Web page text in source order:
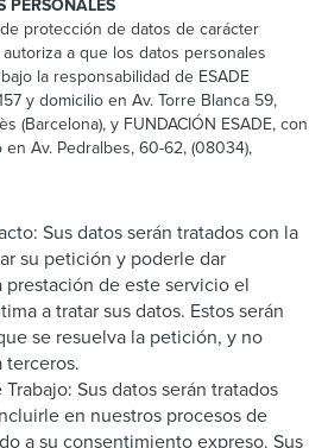
PERSONALES
protección de datos de carácter
a que los datos personales
la responsabilidad de ESADE
y domicilio en Av. Torre Blanca 59,
(Barcelona), y FUNDACIÓN ESADE, con
en Av. Pedralbes, 60-62, (08034),
Sus datos serán tratados con la
su petición y poderle dar
prestación de este servicio el
a tratar sus datos. Estos serán
se resuelva la petición, y no
terceros.
Sus datos serán tratados
en nuestros procesos de
a su consentimiento expreso. Sus